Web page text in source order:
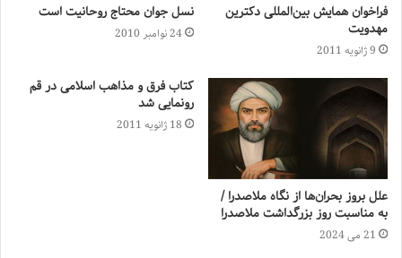
فراخوان همایش بین‌المللی دکترین
مهدویت
9 ژانویه 2011
نسل جوان محتاج روحانیت است
24 نوامبر 2010
علل بروز بحران‌ها از نگاه ملاصدرا /
به مناسبت روز بزرگداشت ملاصدرا
21 می 2024
کتاب فرق و مذاهب اسلامی در قم
رونمایی شد
18 ژانویه 2011